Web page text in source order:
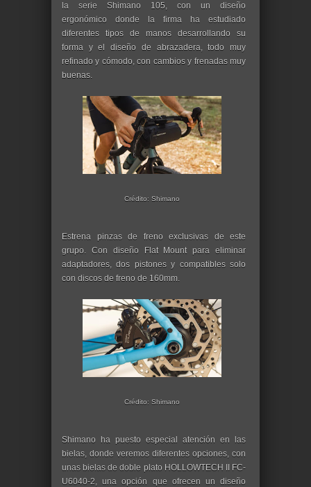
la serie Shimano 105, con un diseño
ergonómico donde la firma ha estudiado
diferentes tipos de manos desarrollando su
forma y el diseño de abrazadera, todo muy
refinado y cómodo, con cambios y frenadas muy
buenas.
Crédito: Shimano
Estrena pinzas de freno exclusivas de este
grupo. Con diseño Flat Mount para eliminar
adaptadores, dos pistones y compatibles solo
con discos de freno de 160mm.
Crédito: Shimano
Shimano ha puesto especial atención en las
bielas, donde veremos diferentes opciones, con
unas bielas de doble plato HOLLOWTECH II FC-
U6040-2, una opción que ofrecen un diseño